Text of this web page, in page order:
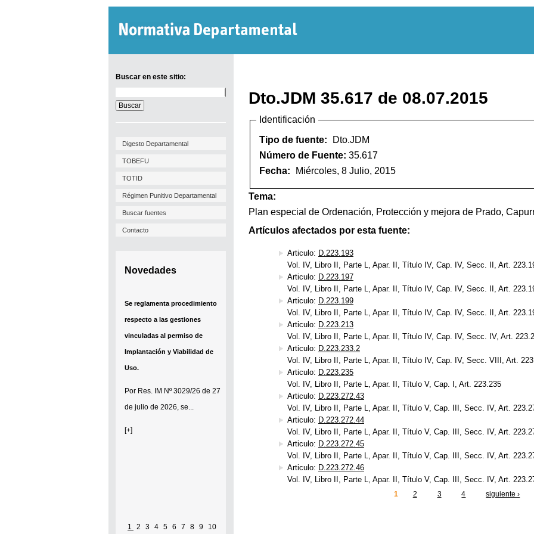
Buscar en este sitio:
en
este
sitio:
Digesto Departamental
TOBEFU
TOTID
Régimen Punitivo Departamental
Buscar fuentes
Contacto
Novedades
Se reglamenta procedimiento
respecto a las gestiones
vinculadas al permiso de
Implantación y Viabilidad de
Uso.
Por Res. IM Nº 3029/26 de 27
de julio de 2026, se...
[+]
1 2 3 4 5 6 7 8 9 10
Dto.JDM 35.617 de 08.07.2015
Identificación
Tipo de fuente:
Dto.JDM
Número de Fuente: 35.617
Fecha:
Miércoles, 8 Julio, 2015
Tema:
Plan especial de Ordenación, Protección y mejora de Prado,
Artículos afectados por esta fuente:
Articulo: D.223.193
Vol. IV, Libro II, Parte L, Apar. II, Título IV, Cap. IV, Secc. II, Art.
Articulo: D.223.197
Vol. IV, Libro II, Parte L, Apar. II, Título IV, Cap. IV, Secc. II, Art.
Articulo: D.223.199
Vol. IV, Libro II, Parte L, Apar. II, Título IV, Cap. IV, Secc. II, Art.
Articulo: D.223.213
Vol. IV, Libro II, Parte L, Apar. II, Título IV, Cap. IV, Secc. IV, Art.
Articulo: D.223.233.2
Vol. IV, Libro II, Parte L, Apar. II, Título IV, Cap. IV, Secc. VIII, Art.
Articulo: D.223.235
Vol. IV, Libro II, Parte L, Apar. II, Título V, Cap. I, Art. 223.235
Articulo: D.223.272.43
Vol. IV, Libro II, Parte L, Apar. II, Título V, Cap. III, Secc. IV, Art.
Articulo: D.223.272.44
Vol. IV, Libro II, Parte L, Apar. II, Título V, Cap. III, Secc. IV, Art.
Articulo: D.223.272.45
Vol. IV, Libro II, Parte L, Apar. II, Título V, Cap. III, Secc. IV, Art.
Articulo: D.223.272.46
Vol. IV, Libro II, Parte L, Apar. II, Título V, Cap. III, Secc. IV, Art.
1 2 3 4 siguiente ›